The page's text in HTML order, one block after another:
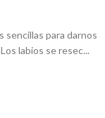
sencillas para darnos
labios se resec...